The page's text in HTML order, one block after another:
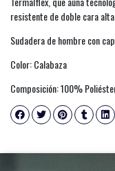
resistente de doble cara
Sudadera de hombre con
Color: Calabaza
Composición: 100%